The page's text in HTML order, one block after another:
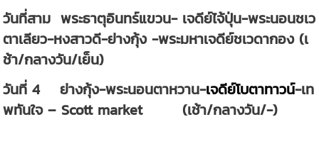
วันที่สาม พระธาตุอินทร์แขวน- เจดีย์ไจ้ปุ่น-พระนอนชเว
ตาเลียว-หงสาวดี-ย่างกุ้ง -พระมหาเจดีย์ชเวดากอง (เ
ช้า/กลางวัน/เย็น)
วันที่ 4 ย่างกุ้ง-พระนอนตาหวาน-เจดีย์โบตาทาวน์-เท
พทันใจ – Scott market (เช้า/กลางวัน/-)